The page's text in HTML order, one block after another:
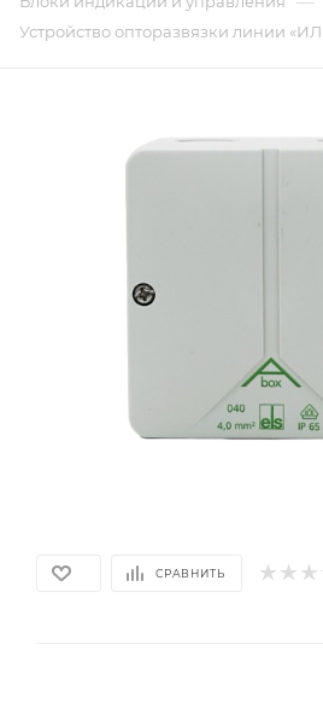
Устройство опторазвязки линии
СРАВНИТЬ